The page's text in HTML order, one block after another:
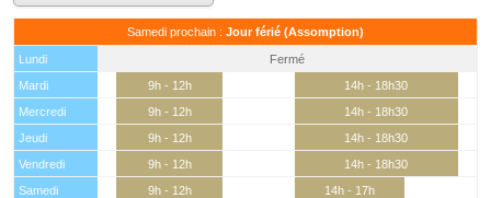
Samedi prochain : Jour férié (Assomption)
Lundi
Fermé
Mardi
9h - 12h
14h - 18h30
Mercredi
9h - 12h
14h - 18h30
Jeudi
9h - 12h
14h - 18h30
Vendredi
9h - 12h
14h - 18h30
Samedi
9h - 12h
14h - 17h